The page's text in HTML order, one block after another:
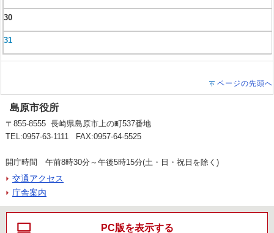
30
31
ページの先頭へ
島原市役所
〒855-8555 長崎県島原市上の町537番地
TEL:0957-63-1111 FAX:0957-64-5525
開庁時間 午前8時30分～午後5時15分(土・日・祝日を除く)
交通アクセス
庁舎案内
PC版を表示する